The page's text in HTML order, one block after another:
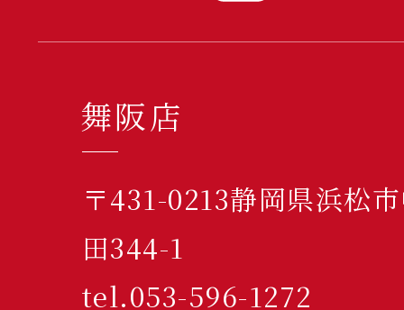
舞阪店
〒431-0213静岡県浜松
田344-1
tel.053-596-1272